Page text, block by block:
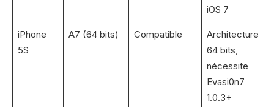
iOS 7
iPhone
5S
A7 (64 bits) Compatible
Architecture
64 bits,
nécessite
Evasi0n7
1.0.3+